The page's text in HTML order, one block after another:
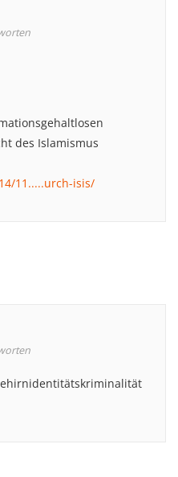
des Islamismus
11.....urch-isis/